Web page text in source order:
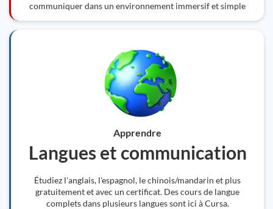
communiquer dans un environnement immersif et simple
Apprendre
Langues et communication
Étudiez l'anglais, l'espagnol, le chinois/mandarin et plus
gratuitement et avec un certificat. Des cours de langue
complets dans plusieurs langues sont ici à Cursa.